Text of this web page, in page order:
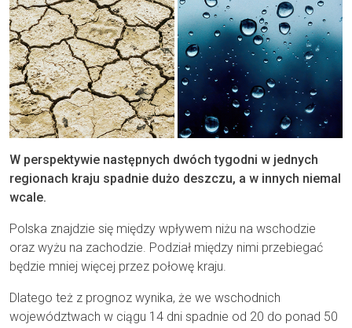
W perspektywie następnych dwóch tygodni w jednych
regionach kraju spadnie dużo deszczu, a w innych niemal
wcale.
Polska znajdzie się między wpływem niżu na wschodzie
oraz wyżu na zachodzie. Podział między nimi przebiegać
będzie mniej więcej przez połowę kraju.
Dlatego też z prognoz wynika, że we wschodnich
województwach w ciągu 14 dni spadnie od 20 do ponad 50